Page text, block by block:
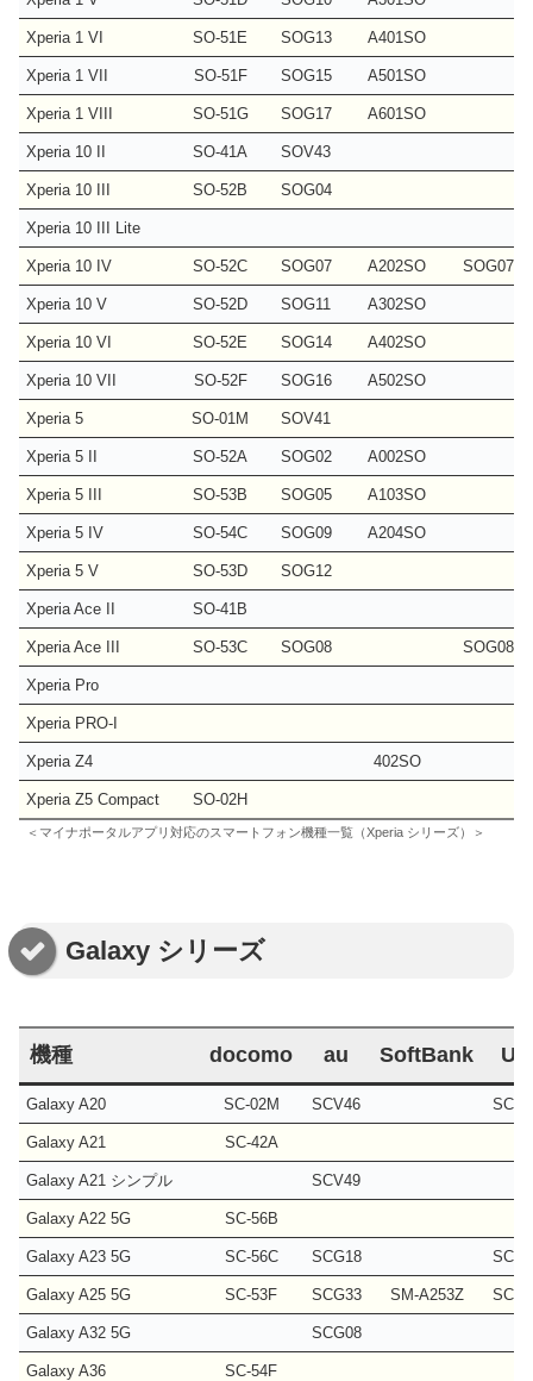
Xperia 1 VI SO-51E SOG13 A401SO
Xperia 1 VII SO-51F SOG15 A501SO
Xperia 1 VIII SO-51G SOG17 A601SO
Xperia 10 II SO-41A SOV43
Xperia 10 III SO-52B SOG04
Xperia 10 III Lite
Xperia 10 IV SO-52C SOG07 A202SO SOG07
Xperia 10 V SO-52D SOG11 A302SO
Xperia 10 VI SO-52E SOG14 A402SO
Xperia 10 VII SO-52F SOG16 A502SO
Xperia 5 SO-01M SOV41
Xperia 5 II SO-52A SOG02 A002SO
Xperia 5 III SO-53B SOG05 A103SO
Xperia 5 IV SO-54C SOG09 A204SO
Xperia 5 V SO-53D SOG12
Xperia Ace II SO-41B
Xperia Ace III SO-53C SOG08 SOG08
Xperia Pro
Xperia PRO-I
Xperia Z4 402SO
Xperia Z5 Compact SO-02H
＜マイナポータルアプリ対応のスマートフォン機種一覧（Xperia シリーズ）＞
Galaxy シリーズ
機種 docomo au SoftBank UQ
Galaxy A20 SC-02M SCV46
Galaxy A21 SC-42A
Galaxy A21 シンプル SCV49
Galaxy A22 5G SC-56B
Galaxy A23 5G SC-56C SCG18
Galaxy A25 5G SC-53F SCG33 SM-A253Z
Galaxy A32 5G SCG08
Galaxy A36 SC-54F